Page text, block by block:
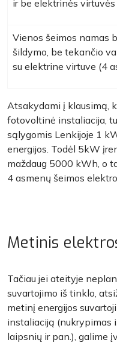
ir be elektrinės virtuvės
Vienos šeimos namas
šildymo, be tekančio
su elektrine virtuve (4
Atsakydami į klausimą,
fotovoltinė instaliacija,
sąlygomis Lenkijoje 1
energijos. Todėl 5kW
maždaug 5000 kWh, o
4 asmenų šeimos
Metinis
Tačiau jei ateityje
suvartojimo iš tinklo,
metinį energijos
instaliaciją (nukrypimas
laipsnių ir pan.), galime